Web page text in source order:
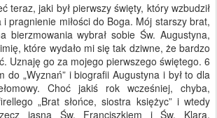
teraz, jaki był pierwszy święty, który wzbudził
pragnienie miłości do Boga. Mój starszy brat,
bierzmowania wybrał sobie Św. Augustyna,
które wydało mi się tak dziwne, że bardzo
Uznaję go za mojego pierwszego świętego. 6
do „Wyznań” i biografii Augustyna i był to dla
Choć jakiś rok wcześniej, chyba,
„Brat słońce, siostra księżyc” i wtedy
jasna Św. Franciszkiem i Św. Klarą.